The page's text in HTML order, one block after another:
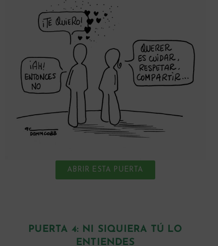
ABRIR ESTA PUERTA
PUERTA 4: NI SIQUIERA TÚ LO
ENTIENDES